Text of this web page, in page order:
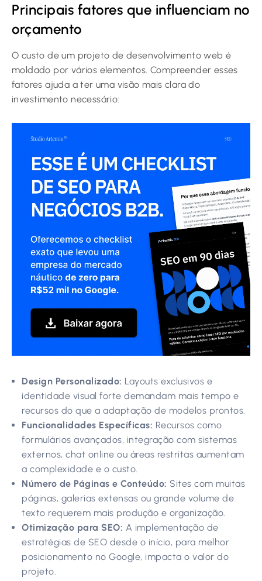
Principais fatores que influenciam no
orçamento
O custo de um projeto de desenvolvimento web é
moldado por vários elementos. Compreender esses
fatores ajuda a ter uma visão mais clara do
investimento necessário:
Design Personalizado: Layouts exclusivos e
identidade visual forte demandam mais tempo e
recursos do que a adaptação de modelos prontos.
Funcionalidades Específicas: Recursos como
formulários avançados, integração com sistemas
externos, chat online ou áreas restritas aumentam
a complexidade e o custo.
Número de Páginas e Conteúdo: Sites com muitas
páginas, galerias extensas ou grande volume de
texto requerem mais produção e organização.
Otimização para SEO: A implementação de
estratégias de SEO desde o início, para melhor
posicionamento no Google, impacta o valor do
projeto.